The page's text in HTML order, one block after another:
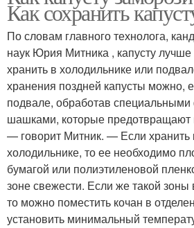
Как сохранить
По словам главного технолога,
наук Юрия Митника , капусту
хранить в холодильнике или
хранения поздней капусты можно,
подвале, обработав
шашками, которые предотвращают
— говорит Митник. — Если хранить
холодильнике, то ее необходимо
бумагой или полиэтиленовой
зоне свежести. Если же такой зоны
то можно поместить кочан в
установить минимальный